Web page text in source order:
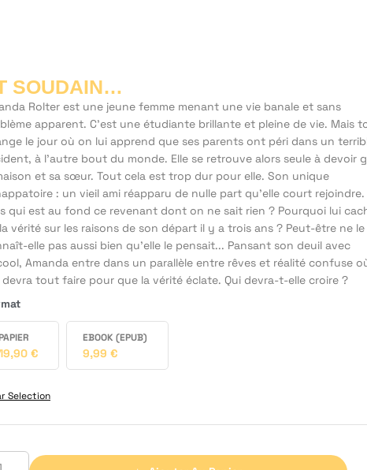
SOUDAIN…
Rolter est une jeune femme menant une vie banale et sans
apparent. C'est une étudiante brillante et pleine de vie. Mais
le jour où on lui apprend que ses parents ont péri dans un
à l'autre bout du monde. Elle se retrouve alors seule à devoir
et sa sœur. Tout cela est trop dur pour elle. Son unique
: un vieil ami réapparu de nulle part qu’elle court rejoindre.
qui est au fond ce revenant dont on ne sait rien ? Pourquoi lui
vérité sur les raisons de son départ il y a trois ans ? Peut-être ne le
elle pas aussi bien qu’elle le pensait... Pansant son deuil avec
Amanda entre dans un parallèle entre rêves et réalité confuse
devra tout faire pour que la vérité éclate. Qui devra-t-elle croire ?
€
EBOOK (EPUB)
9,99 €
Selection